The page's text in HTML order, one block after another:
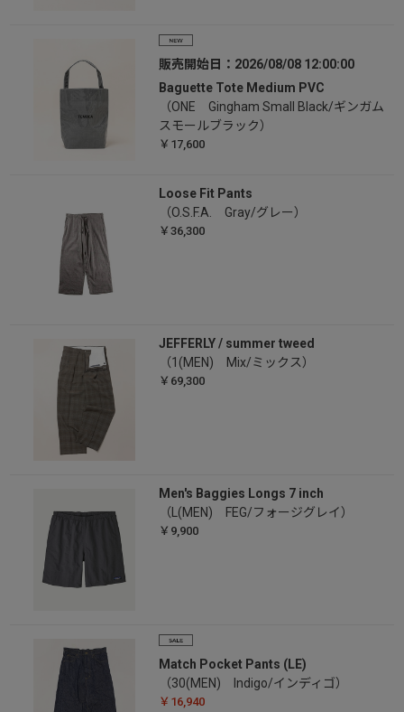
販売開始日：2026/08/08 12:00:00
Baguette Tote Medium PVC
（ONE Gingham Small Black/ギンガム
スモールブラック）
￥17,600
Loose Fit Pants
（O.S.F.A. Gray/グレー）
￥36,300
JEFFERLY / summer tweed
（1(MEN) Mix/ミックス）
￥69,300
Men's Baggies Longs 7 inch
（L(MEN) FEG/フォージグレイ）
￥9,900
Match Pocket Pants (LE)
（30(MEN) Indigo/インディゴ）
￥16,940